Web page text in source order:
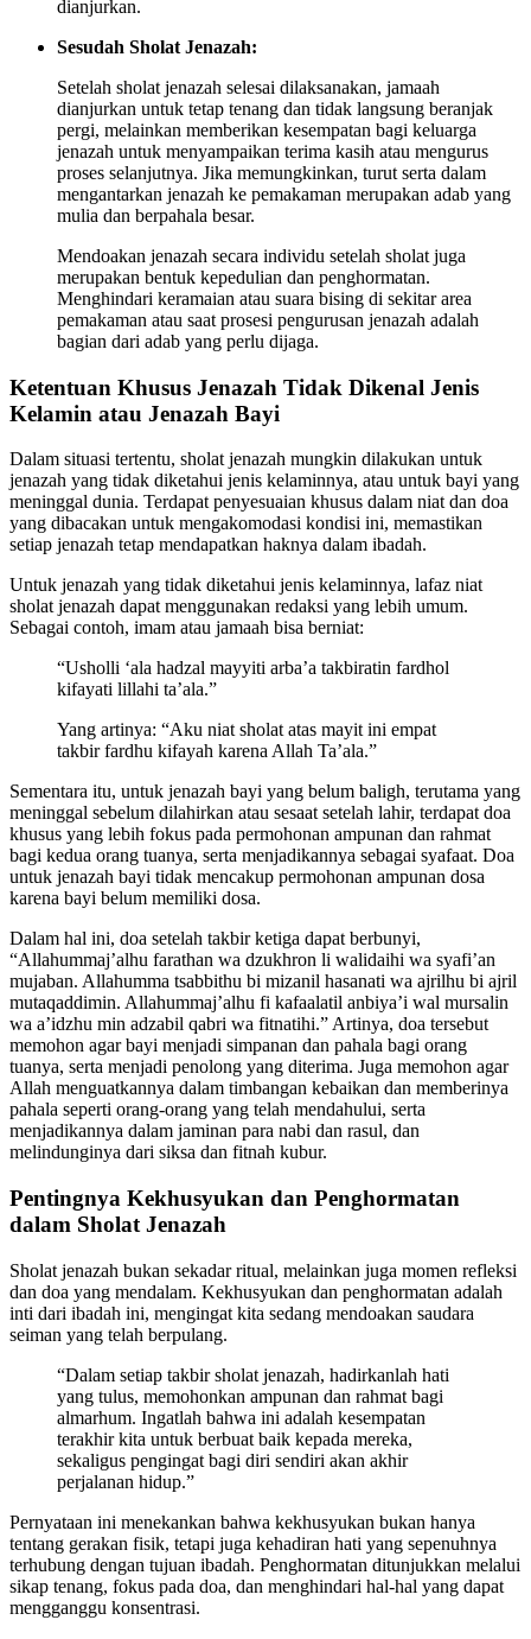
dianjurkan.
Sesudah Sholat Jenazah:
Setelah sholat jenazah selesai dilaksanakan, jamaah
dianjurkan untuk tetap tenang dan tidak langsung beranjak
pergi, melainkan memberikan kesempatan bagi keluarga
jenazah untuk menyampaikan terima kasih atau mengurus
proses selanjutnya. Jika memungkinkan, turut serta dalam
mengantarkan jenazah ke pemakaman merupakan adab yang
mulia dan berpahala besar.
Mendoakan jenazah secara individu setelah sholat juga
merupakan bentuk kepedulian dan penghormatan.
Menghindari keramaian atau suara bising di sekitar area
pemakaman atau saat prosesi pengurusan jenazah adalah
bagian dari adab yang perlu dijaga.
Ketentuan Khusus Jenazah Tidak Dikenal Jenis
Kelamin atau Jenazah Bayi
Dalam situasi tertentu, sholat jenazah mungkin dilakukan untuk
jenazah yang tidak diketahui jenis kelaminnya, atau untuk bayi yang
meninggal dunia. Terdapat penyesuaian khusus dalam niat dan doa
yang dibacakan untuk mengakomodasi kondisi ini, memastikan
setiap jenazah tetap mendapatkan haknya dalam ibadah.
Untuk jenazah yang tidak diketahui jenis kelaminnya, lafaz niat
sholat jenazah dapat menggunakan redaksi yang lebih umum.
Sebagai contoh, imam atau jamaah bisa berniat:
“Usholli ‘ala hadzal mayyiti arba’a takbiratin fardhol
kifayati lillahi ta’ala.”
Yang artinya: “Aku niat sholat atas mayit ini empat
takbir fardhu kifayah karena Allah Ta’ala.”
Sementara itu, untuk jenazah bayi yang belum baligh, terutama yang
meninggal sebelum dilahirkan atau sesaat setelah lahir, terdapat doa
khusus yang lebih fokus pada permohonan ampunan dan rahmat
bagi kedua orang tuanya, serta menjadikannya sebagai syafaat. Doa
untuk jenazah bayi tidak mencakup permohonan ampunan dosa
karena bayi belum memiliki dosa.
Dalam hal ini, doa setelah takbir ketiga dapat berbunyi,
“Allahummaj’alhu farathan wa dzukhron li walidaihi wa syafi’an
mujaban. Allahumma tsabbithu bi mizanil hasanati wa ajrilhu bi ajril
mutaqaddimin. Allahummaj’alhu fi kafaalatil anbiya’i wal mursalin
wa a’idzhu min adzabil qabri wa fitnatihi.” Artinya, doa tersebut
memohon agar bayi menjadi simpanan dan pahala bagi orang
tuanya, serta menjadi penolong yang diterima. Juga memohon agar
Allah menguatkannya dalam timbangan kebaikan dan memberinya
pahala seperti orang-orang yang telah mendahului, serta
menjadikannya dalam jaminan para nabi dan rasul, dan
melindunginya dari siksa dan fitnah kubur.
Pentingnya Kekhusyukan dan Penghormatan
dalam Sholat Jenazah
Sholat jenazah bukan sekadar ritual, melainkan juga momen refleksi
dan doa yang mendalam. Kekhusyukan dan penghormatan adalah
inti dari ibadah ini, mengingat kita sedang mendoakan saudara
seiman yang telah berpulang.
“Dalam setiap takbir sholat jenazah, hadirkanlah hati
yang tulus, memohonkan ampunan dan rahmat bagi
almarhum. Ingatlah bahwa ini adalah kesempatan
terakhir kita untuk berbuat baik kepada mereka,
sekaligus pengingat bagi diri sendiri akan akhir
perjalanan hidup.”
Pernyataan ini menekankan bahwa kekhusyukan bukan hanya
tentang gerakan fisik, tetapi juga kehadiran hati yang sepenuhnya
terhubung dengan tujuan ibadah. Penghormatan ditunjukkan melalui
sikap tenang, fokus pada doa, dan menghindari hal-hal yang dapat
mengganggu konsentrasi.